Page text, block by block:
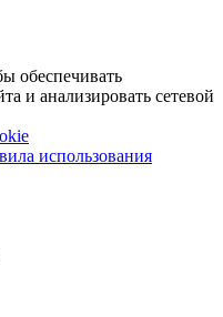
обеспечивать
и анализировать сетевой
использования